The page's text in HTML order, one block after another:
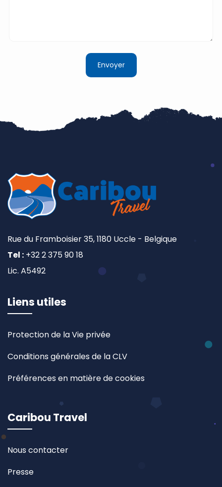
Rue du Framboisier 35, 1180 Uccle - Belgique
Tel : +32 2 375 90 18
Lic. A5492
Liens utiles
Protection de la Vie privée
Conditions générales de la CLV
Préférences en matière de cookies
Caribou Travel
Nous contacter
Presse